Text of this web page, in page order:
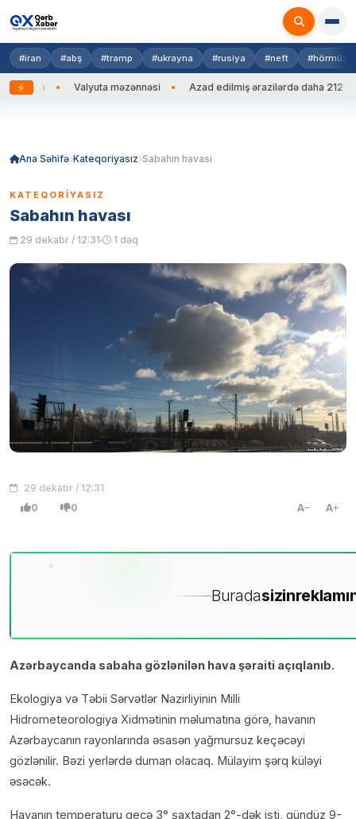
#iran #abş #tramp #ukrayna #rusiya #neft #hörmüz
edib Valyuta məzənnəsi Azad edilmiş ərazilərdə daha 212 mina,
Ana Səhifə Kateqoriyasız Sabahın havası
KATEQORIYASIZ
Sabahın havası
29 dekabr / 12:31 1 dəq
29 dekabr / 12:31
0 0 A A
Buradasizin
Azərbaycanda sabaha gözlənilən hava şəraiti açıqlanıb.
Ekologiya və Təbii Sərvətlər Nazirliyinin Milli
Hidrometeorologiya Xidmətinin məlumatına görə, havanın
Azərbaycanın rayonlarında əsasən yağmursuz keçəcəyi
gözlənilir. Bəzi yerlərdə duman olacaq. Mülayim şərq küləyi
əsəcək.
Havanın temperaturu gecə 3° şaxtadan 2°-dək isti, gündüz 9-